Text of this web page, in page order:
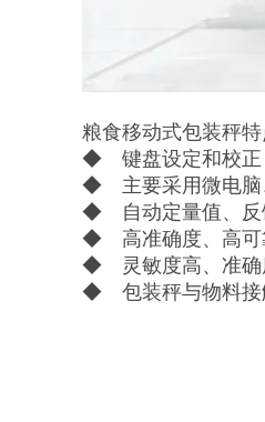
粮食移动式包装秤
◆ 键盘设定和校正
◆ 主要采用微电脑
◆ 自动定量值、反
◆ 高准确度、高可
◆ 灵敏度高、准确
◆ 包装秤与物料接